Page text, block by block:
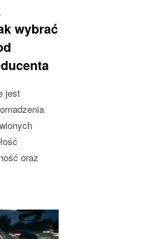
wybrać
jest
oraz